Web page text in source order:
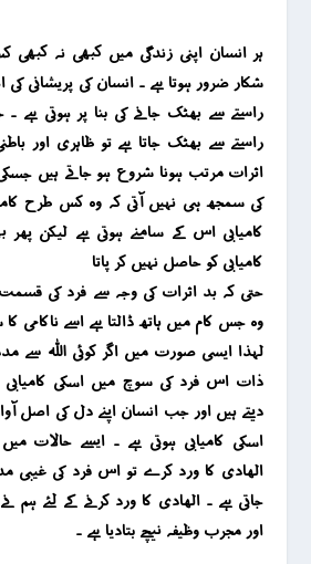
ہر انسان اپنی زندگی میں کبھی نہ کبھی
شکار ضرور ہوتا ہے ۔ انسان کی پریشانی
راستے سے بھٹک جانے کی بنا پر ہوتی ہے
راستے سے بھٹک جاتا ہے تو ظاہری اور
اثرات مرتب ہونا شروع ہو جاتے ہیں
کی سمجھ ہی نہیں آتی کہ وہ کس طرح
کامیابی اس کے سامنے ہوتی ہے لیکن پھر
کامیابی کو حاصل نہیں کر پاتا
حتی کہ بد اثرات کی وجہ سے فرد کی
وہ جس کام میں ہاتھ ڈالتا ہے اسے ناکامی کا
لہذا ایسی صورت میں اگر کوئی اللہ سے
ذات اس فرد کی سوچ میں اسکی
دیتے ہیں اور جب انسان اپنے دل کی اصل
اسکی کامیابی ہوتی ہے ۔ ایسے حالات میں
الھادی کا ورد کرے تو اس فرد کی غیبی
جاتی ہے ۔ الھادی کا ورد کرنے کے لئے
اور مجرب وظیفہ نیچے بتادیا ہے ۔